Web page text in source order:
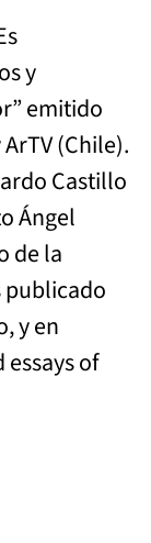
y
emitido
(Chile).
Castillo
Ángel
de la
publicado
y en
of